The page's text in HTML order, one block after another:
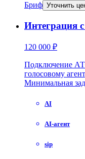
Бриф Уточнить
Интеграция
120 000 ₽
Подключение
голосовому
Минимальная
AI
AI-агент
sip